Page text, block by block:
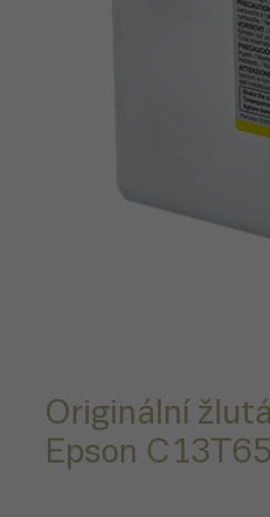
Originální
Epson